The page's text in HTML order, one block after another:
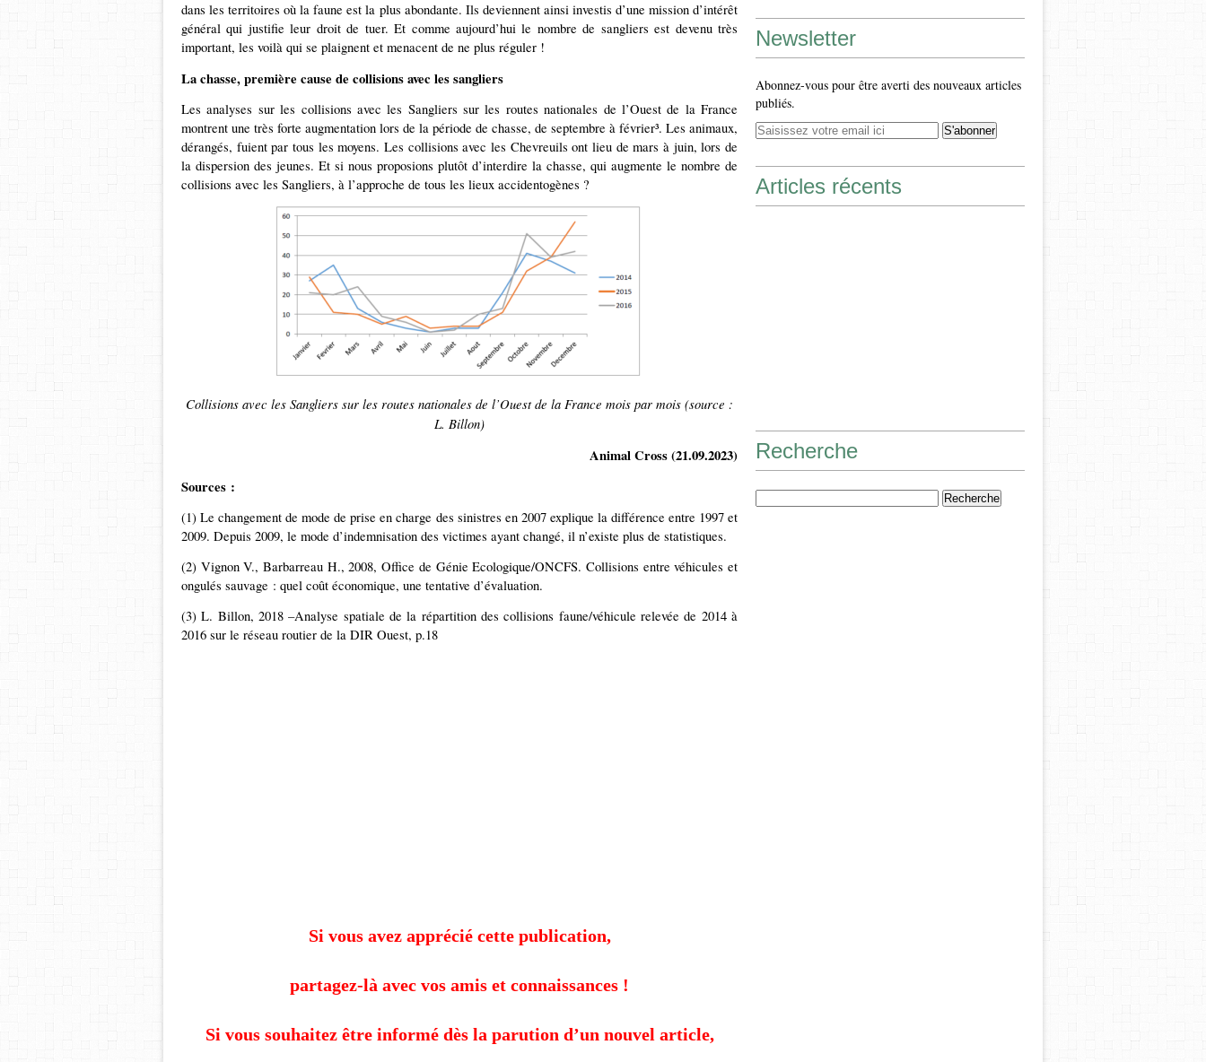
dans les territoires où la faune est la plus abondante. Ils deviennent ainsi investis d’une mission d’intérêt
général qui justifie leur droit de tuer. Et comme aujourd’hui le nombre de sangliers est devenu très
important, les voilà qui se plaignent et menacent de ne plus réguler !
La chasse, première cause de collisions avec les sangliers
Les analyses sur les collisions avec les Sangliers sur les routes nationales de l’Ouest de la France
montrent une très forte augmentation lors de la période de chasse, de septembre à février³. Les animaux,
dérangés, fuient par tous les moyens. Les collisions avec les Chevreuils ont lieu de mars à juin, lors de
la dispersion des jeunes. Et si nous proposions plutôt d’interdire la chasse, qui augmente le nombre de
collisions avec les Sangliers, à l’approche de tous les lieux accidentogènes ?
Collisions avec les Sangliers sur les routes nationales de l’Ouest de la France mois par mois (source :
L. Billon)
Animal Cross (21.09.2023)
Sources :
(1) Le changement de mode de prise en charge des sinistres en 2007 explique la différence entre 1997 et
2009. Depuis 2009, le mode d’indemnisation des victimes ayant changé, il n’existe plus de statistiques.
(2) Vignon V., Barbarreau H., 2008, Office de Génie Ecologique/ONCFS. Collisions entre véhicules et
ongulés sauvage : quel coût économique, une tentative d’évaluation.
(3) L. Billon, 2018 –Analyse spatiale de la répartition des collisions faune/véhicule relevée de 2014 à
2016 sur le réseau routier de la DIR Ouest, p.18
Si vous avez apprécié cette publication,
partagez-là avec vos amis et connaissances !
Si vous souhaitez être informé dès la parution d’un nouvel article,
Newsletter
Abonnez-vous pour être averti des nouveaux articles
publiés.
Articles récents
Recherche